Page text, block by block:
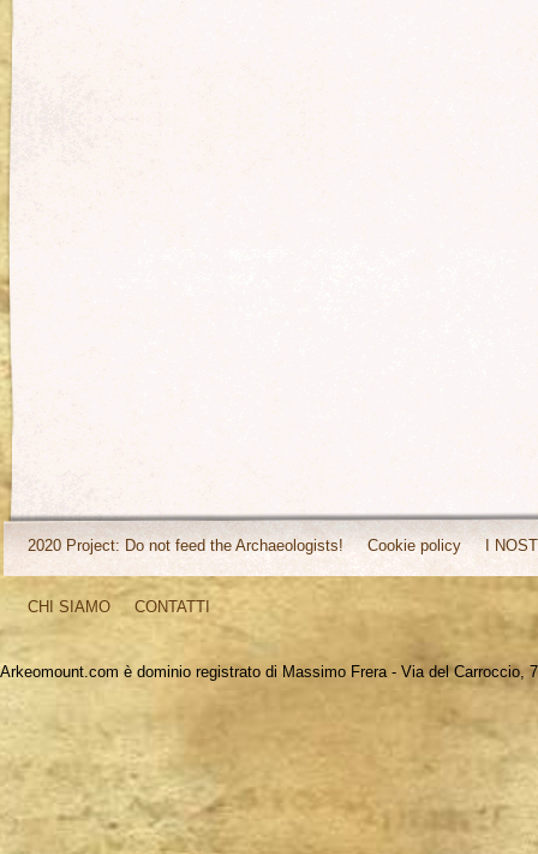
2020 Project: Do not feed the Archaeologists! Cookie policy I
CHI SIAMO CONTATTI
Arkeomount.com è dominio registrato di Massimo Frera - Via del